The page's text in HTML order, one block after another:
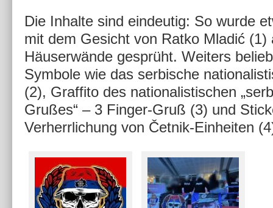
Die Inhalte sind eindeutig: So wurde
mit dem Gesicht von Ratko Mladić (1)
Häuserwände gesprüht. Weiters
Symbole wie das serbische
(2), Graffito des nationalistischen
Grußes“ – 3 Finger-Gruß (3) und
Verherrlichung von Četnik-Einheiten